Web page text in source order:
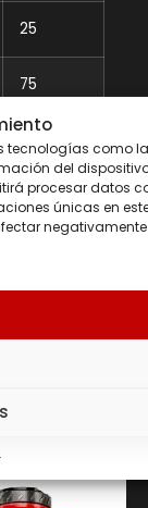
tecnologías como
del
procesar datos
únicas en
25
75